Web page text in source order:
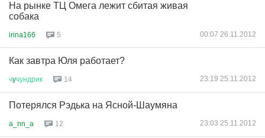
На рынке ТЦ Омега лежит сбитая живая
собака
irina166 5 00:07 26.11.2012
Как завтра Юля работает?
чyчундрик 14 23:19 25.11.2012
Потерялся Рэдька на Ясной-Шаумяна
a_nn_a 12 23:03 25.11.2012